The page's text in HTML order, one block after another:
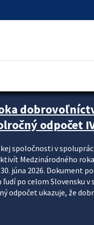
systému DPH a
k tomu, aby sa
je priniesť
údajov, znížiť
preto nepredstavuje...